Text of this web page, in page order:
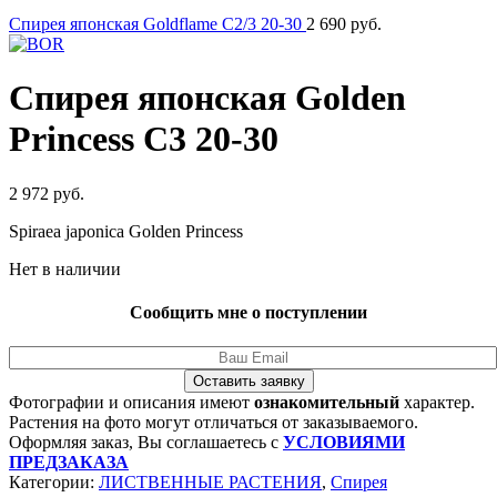
Спирея японская Goldflame C2/3 20-30 2 690 руб.
Спирея японская Golden
Princess C3 20-30
2 972 руб.
Spiraea japonica Golden Princess
Нет в наличии
Сообщить мне о поступлении
Оставить заявку
Фотографии и описания имеют ознакомительный характер.
Растения на фото могут отличаться от заказываемого.
Оформляя заказ, Вы соглашаетесь с УСЛОВИЯМИ
ПРЕДЗАКАЗА
Категории: ЛИСТВЕННЫЕ РАСТЕНИЯ, Спирея